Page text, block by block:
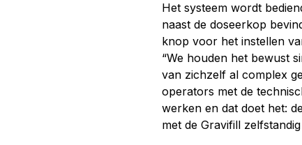
Het systeem wordt
naast de doseerkop
knop voor het instellen
“We houden het bewust
van zichzelf al complex
operators met de
werken en dat doet het:
met de Gravifill